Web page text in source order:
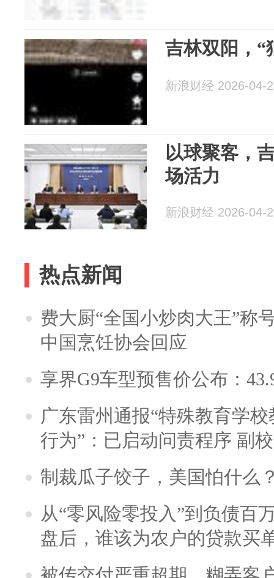
吉林双阳，“
新浪财经 2026-04-
以球聚客，
场活力
新浪财经 2026-04-
热点新闻
费大厨“全国小炒肉大王”称
中国烹饪协会回应
享界G9车型预售价公布：
广东雷州通报“特殊教育学
行为”：已启动问责程序 副
制裁瓜子饺子，美国怕什么
从“零风险零投入”到负债百
盘后，谁该为农户的贷款买